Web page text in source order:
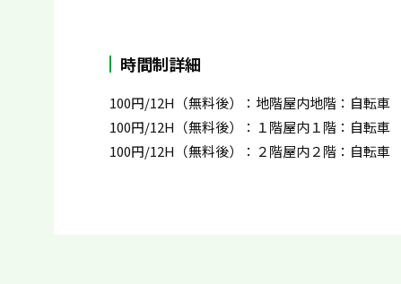
時間制詳細
100円/12H（無料後）：地階屋内地階：自転車
100円/12H（無料後）：１階屋内１階：自転車
100円/12H（無料後）：２階屋内２階：自転車